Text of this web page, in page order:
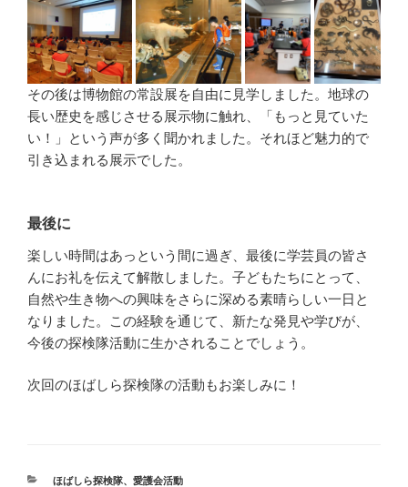
その後は博物館の常設展を自由に見学しました。地球の
長い歴史を感じさせる展示物に触れ、「もっと見ていた
い！」という声が多く聞かれました。それほど魅力的で
引き込まれる展示でした。
最後に
楽しい時間はあっという間に過ぎ、最後に学芸員の皆さ
んにお礼を伝えて解散しました。子どもたちにとって、
自然や生き物への興味をさらに深める素晴らしい一日と
なりました。この経験を通じて、新たな発見や学びが、
今後の探検隊活動に生かされることでしょう。
次回のほばしら探検隊の活動もお楽しみに！
カ
ほばしら探検隊、 愛護会活動